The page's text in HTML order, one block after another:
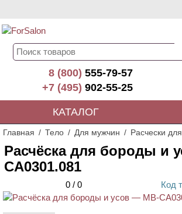
8 (800)555-79-57
+7 (495)902-55-25
КАТАЛОГ
Главная Тело Для мужчин Расчески
Расчёска для бороды и
CA0301.081
0 / 0 Код